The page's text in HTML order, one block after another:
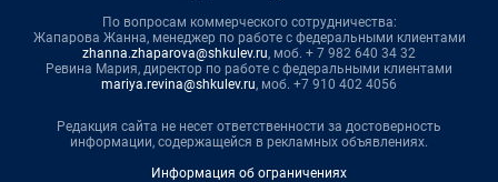
По вопросам коммерческого сотрудничества:
Жапарова Жанна, менеджер по работе с федеральными клиентами
zhanna.zhaparova@shkulev.ru, моб. + 7 982 640 34 32
Ревина Мария, директор по работе с федеральными клиентами
mariya.revina@shkulev.ru, моб. +7 910 402 4056
Редакция сайта не несет ответственности за достоверность
информации, содержащейся в рекламных объявлениях.
Информация об ограничениях